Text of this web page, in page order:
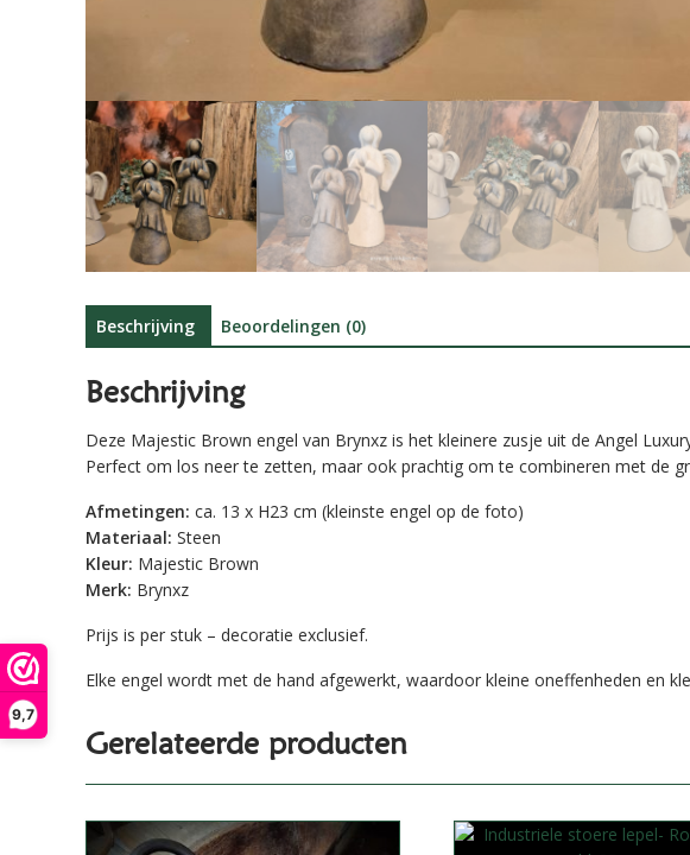
9,7
Beschrijving Beoordelingen (0)
Beschrijving
Deze Majestic Brown engel van Brynxz is het kleinere zusje uit de Angel
Perfect om los neer te zetten, maar ook prachtig om te combineren met de
Afmetingen: ca. 13 x H23 cm (kleinste engel op de foto)
Materiaal: Steen
Kleur: Majestic Brown
Merk: Brynxz
Prijs is per stuk – decoratie exclusief.
Elke engel wordt met de hand afgewerkt, waardoor kleine oneffenheden en
Gerelateerde producten